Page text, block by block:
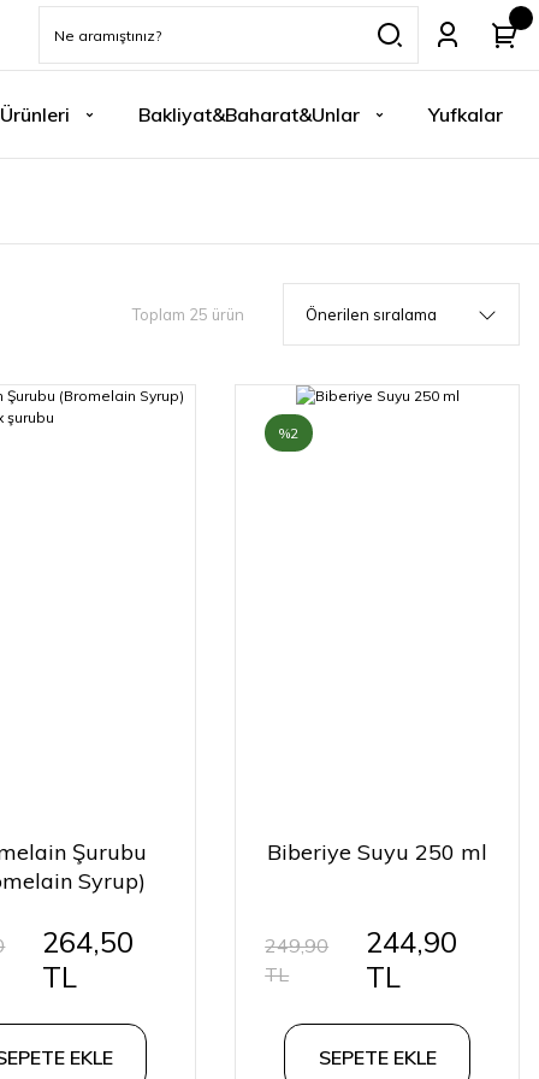
Bakliyat&Baharat&Unlar Yufkalar
Toplam 25 ürün
Şurubu
Syrup)
264,50
TL
EKLE
%2
Biberiye Suyu 250 ml
249,90
TL
244,90
TL
SEPETE EKLE